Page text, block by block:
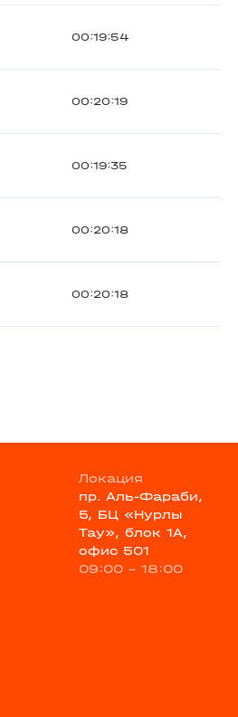
00:19:54
00:20:19
00:19:35
00:20:18
00:20:18
Локация
пр. Аль-Фараби,
5, БЦ «Нурлы
Тау», блок 1А,
офис 501
09:00 - 18:00